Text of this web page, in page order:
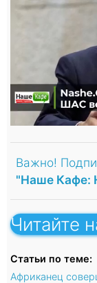
Важно!
"Наше Кафе:
Читайте
Статьи по теме:
Африканец